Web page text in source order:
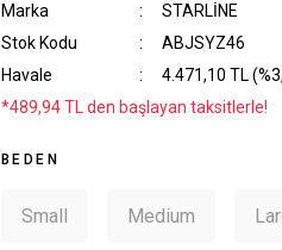
Marka
STARLİNE
Stok Kodu
ABJSYZ46
Havale
4.471,10 TL
*489,94 TL den başlayan taksitlerle!
BEDEN
Small Medium